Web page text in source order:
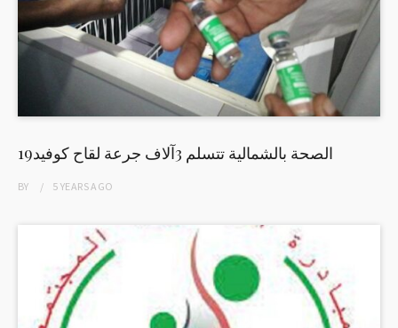
الصحة بالشمالية تتسلم 3آلاف جرعة لقاح كوفيد19
BY 5 YEARSAGO